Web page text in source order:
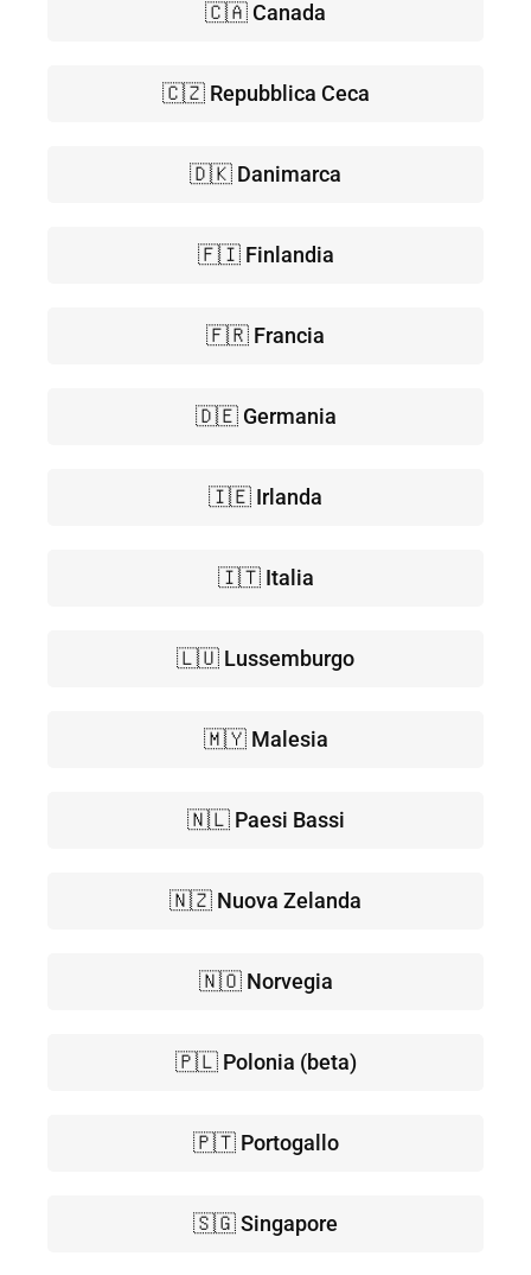
🇨🇦 Canada
🇨🇿 Repubblica Ceca
🇩🇰 Danimarca
🇫🇮 Finlandia
🇫🇷 Francia
🇩🇪 Germania
🇮🇪 Irlanda
🇮🇹 Italia
🇱🇺 Lussemburgo
🇲🇾 Malesia
🇳🇱 Paesi Bassi
🇳🇿 Nuova Zelanda
🇳🇴 Norvegia
🇵🇱 Polonia (beta)
🇵🇹 Portogallo
🇸🇬 Singapore